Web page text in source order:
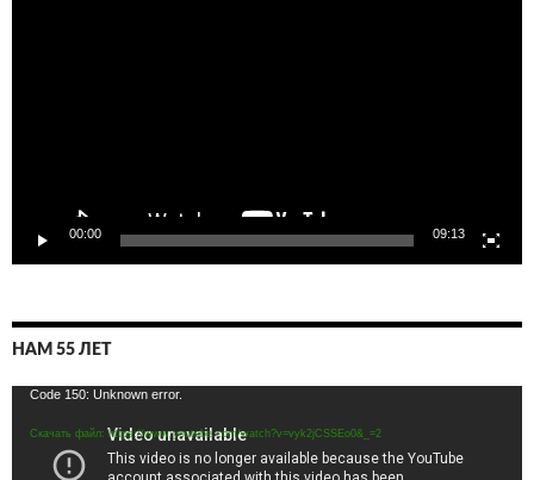
00:00 09:13
НАМ 55 ЛЕТ
Видеоплеер
Code 150: Unknown error.
Скачать файл: https://www.youtube.com/watch?v=vyk2jCSSEo0&_=2